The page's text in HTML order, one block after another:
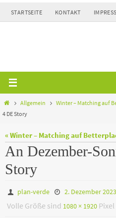
Zum
Inhalt
STARTSEITE KONTAKT
HomeAllgemein Winter – Matching auf
4 DE Story
« Winter – Matching auf
An Dezember-
Story
plan-verde 2. Dezember 2023
Volle Größe sind 1080 × 1920 Pixel